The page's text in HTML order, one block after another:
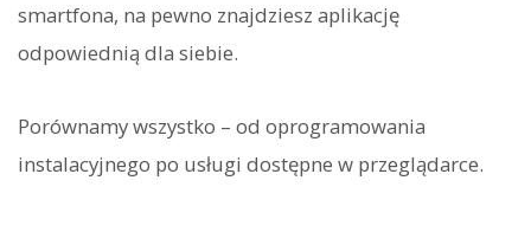
smartfona, na pewno znajdziesz aplikację
odpowiednią dla siebie.
Porównamy wszystko – od oprogramowania
instalacyjnego po usługi dostępne w przeglądarce.